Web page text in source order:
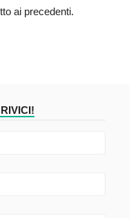
ai precedenti.